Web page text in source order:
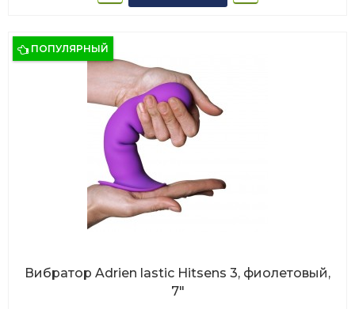
ПОПУЛЯРНЫЙ
Вибратор Adrien lastic Hitsens 3, фиолетовый,
7"